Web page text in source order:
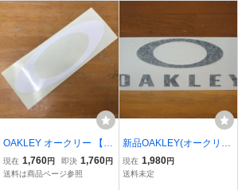
OAKLEY オークリー 【L
OGO STICKER】 20cm
白 新品正規 ステッカー
現在 1,760円 即決 1,760円
送料は商品ページ参照
新品OAKLEY(オークリー)
カッティングステッカーF
OUNDATION LOGO STIC
現在 1,980円
送料未定